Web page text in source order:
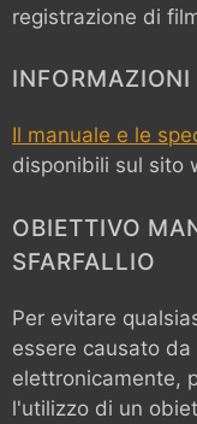
registrazione di
Il manuale e le
disponibili sul sito
OBIETTIVO
SFARFALLIO
Per evitare
essere causato
elettronicamente,
l'utilizzo di un